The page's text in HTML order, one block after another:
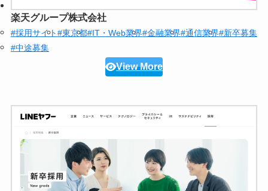
楽天グループ株式会社
#採用サイト#東京都#IT・Web業界#金融業界#通信業界#新卒募集
#中途募集
View More